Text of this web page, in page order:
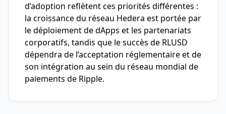
d’adoption reflètent ces priorités différentes :
la croissance du réseau Hedera est portée par
le déploiement de dApps et les partenariats
corporatifs, tandis que le succès de RLUSD
dépendra de l’acceptation réglementaire et de
son intégration au sein du réseau mondial de
paiements de Ripple.